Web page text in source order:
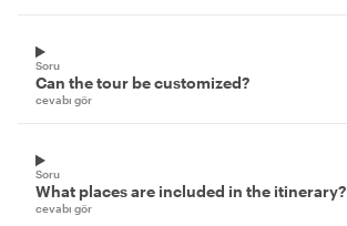
Soru
Can the tour be customized?
cevabı gör
Soru
What places are included in the itinerary?
cevabı gör